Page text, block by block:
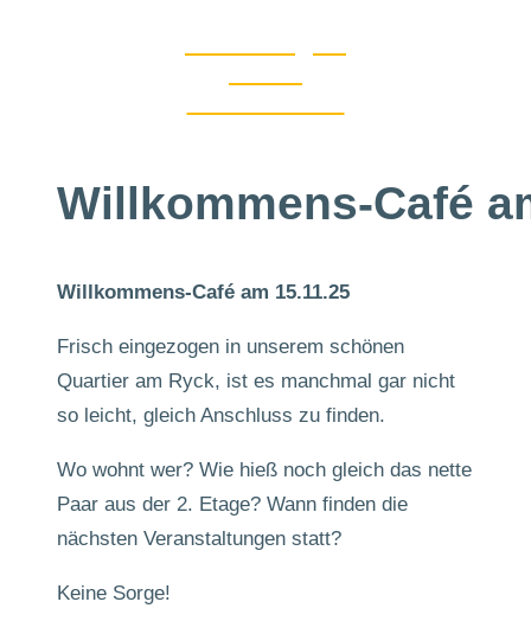
Willkommens-Café
Willkommens-Café am 15.11.25
Frisch eingezogen in unserem schönen
Quartier am Ryck, ist es manchmal gar nicht
so leicht, gleich Anschluss zu finden.
Wo wohnt wer? Wie hieß noch gleich das nette
Paar aus der 2. Etage? Wann finden die
nächsten Veranstaltungen statt?
Keine Sorge!